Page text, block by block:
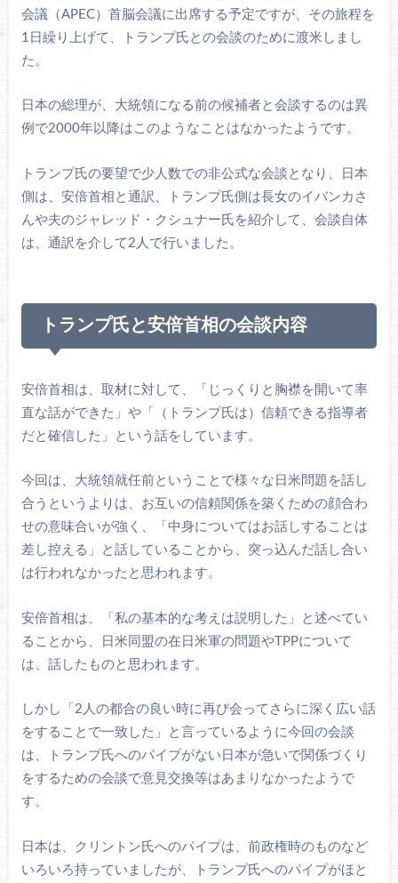
会議（APEC）首脳会議に出席する予定ですが、その旅程を
1日繰り上げて、トランプ氏との会談のために渡米しまし
た。
日本の総理が、大統領になる前の候補者と会談するのは異
例で2000年以降はこのようなことはなかったようです。
トランプ氏の要望で少人数での非公式な会談となり、日本
側は、安倍首相と通訳、トランプ氏側は長女のイバンカさ
んや夫のジャレッド・クシュナー氏を紹介して、会談自体
は、通訳を介して2人で行いました。
トランプ氏と安倍首相の会談内容
安倍首相は、取材に対して、「じっくりと胸襟を開いて率
直な話ができた」や「（トランプ氏は）信頼できる指導者
だと確信した」という話をしています。
今回は、大統領就任前ということで様々な日米問題を話し
合うというよりは、お互いの信頼関係を築くための顔合わ
せの意味合いが強く、「中身についてはお話しすることは
差し控える」と話していることから、突っ込んだ話し合い
は行われなかったと思われます。
安倍首相は、「私の基本的な考えは説明した」と述べてい
ることから、日米同盟の在日米軍の問題やTPPについて
は、話したものと思われます。
しかし「2人の都合の良い時に再び会ってさらに深く広い話
をすることで一致した」と言っているように今回の会談
は、トランプ氏へのパイプがない日本が急いで関係づくり
をするための会談で意見交換等はあまりなかったようで
す。
日本は、クリントン氏へのパイプは、前政権時のものなど
いろいろ持っていましたが、トランプ氏へのパイプがほと